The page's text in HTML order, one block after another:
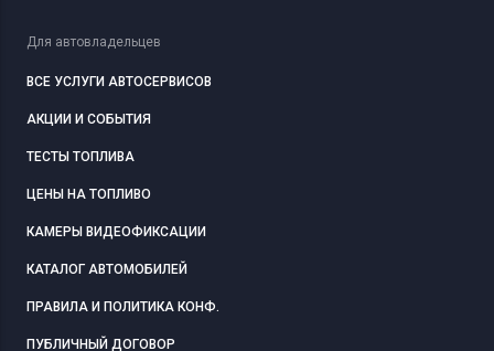
Для автовладельцев
ВСЕ УСЛУГИ АВТОСЕРВИСОВ
АКЦИИ И СОБЫТИЯ
ТЕСТЫ ТОПЛИВА
ЦЕНЫ НА ТОПЛИВО
КАМЕРЫ ВИДЕОФИКСАЦИИ
КАТАЛОГ АВТОМОБИЛЕЙ
ПРАВИЛА И ПОЛИТИКА КОНФ.
ПУБЛИЧНЫЙ ДОГОВОР